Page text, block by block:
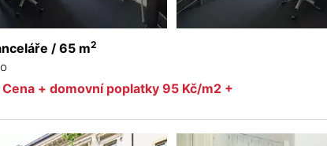
/ 65 m2
+ domovní poplatky 95 Kč/m2 +